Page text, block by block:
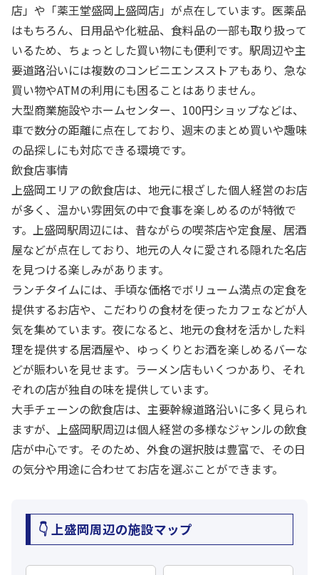
店」や「薬王堂盛岡上盛岡店」が点在しています。医薬品
はもちろん、日用品や化粧品、食料品の一部も取り扱って
いるため、ちょっとした買い物にも便利です。駅周辺や主
要道路沿いには複数のコンビニエンスストアもあり、急な
買い物やATMの利用にも困ることはありません。
大型商業施設やホームセンター、100円ショップなどは、
車で数分の距離に点在しており、週末のまとめ買いや趣味
の品探しにも対応できる環境です。
飲食店事情
上盛岡エリアの飲食店は、地元に根ざした個人経営のお店
が多く、温かい雰囲気の中で食事を楽しめるのが特徴で
す。上盛岡駅周辺には、昔ながらの喫茶店や定食屋、居酒
屋などが点在しており、地元の人々に愛される隠れた名店
を見つける楽しみがあります。
ランチタイムには、手頃な価格でボリューム満点の定食を
提供するお店や、こだわりの食材を使ったカフェなどが人
気を集めています。夜になると、地元の食材を活かした料
理を提供する居酒屋や、ゆっくりとお酒を楽しめるバーな
どが賑わいを見せます。ラーメン店もいくつかあり、それ
ぞれの店が独自の味を提供しています。
大手チェーンの飲食店は、主要幹線道路沿いに多く見られ
ますが、上盛岡駅周辺は個人経営の多様なジャンルの飲食
店が中心です。そのため、外食の選択肢は豊富で、その日
の気分や用途に合わせてお店を選ぶことができます。
👇 上盛岡周辺の施設マップ